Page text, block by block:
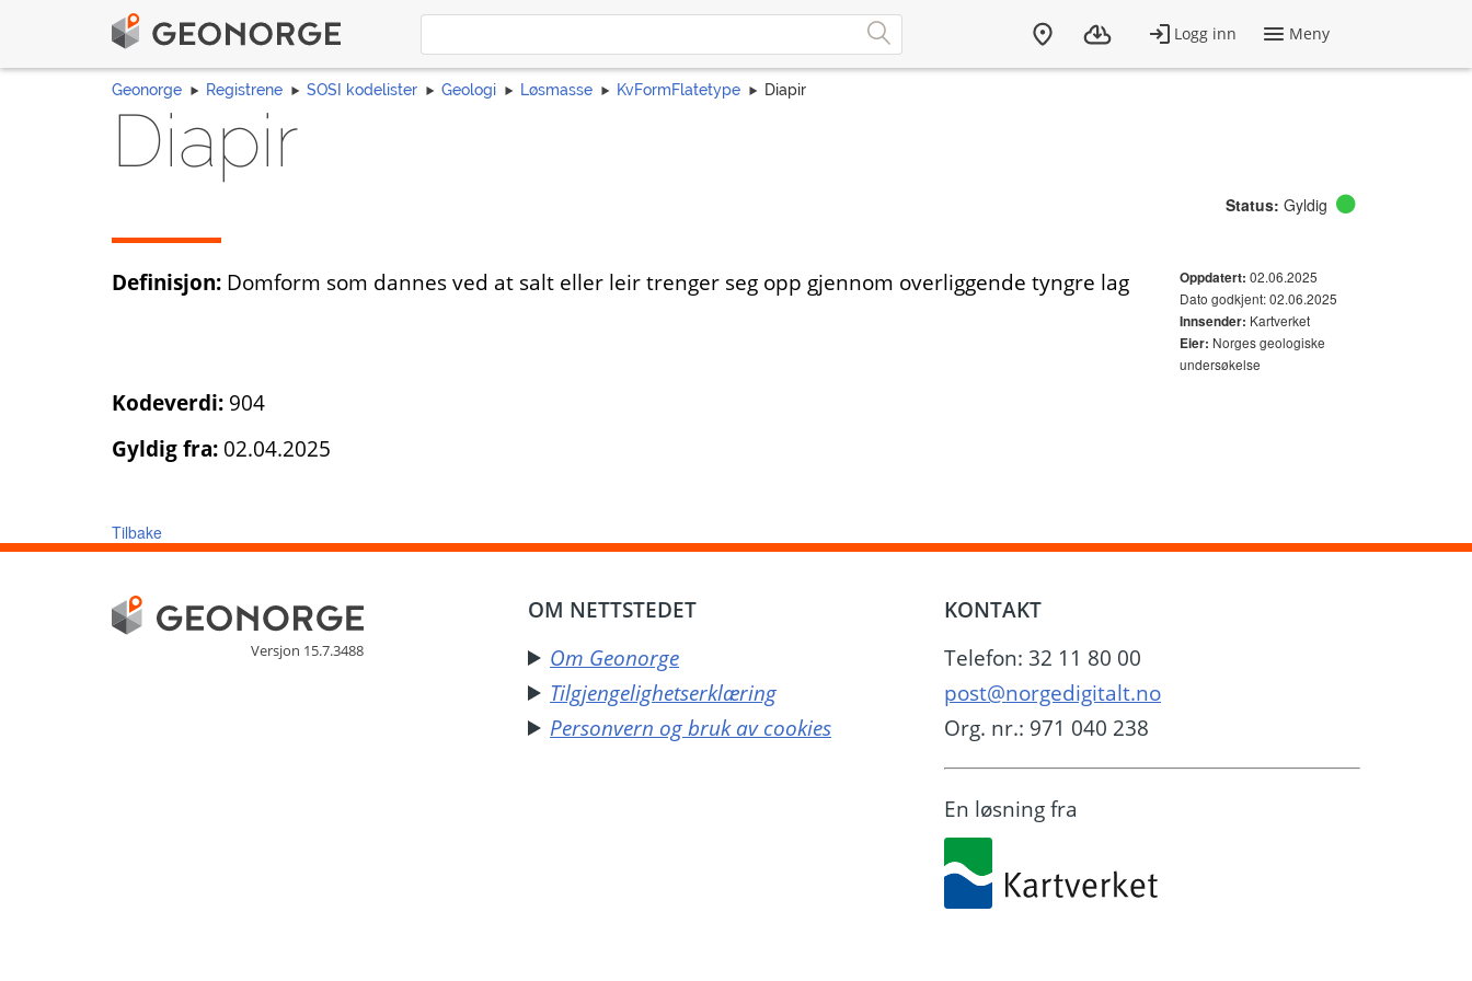
Geonorge Registrene SOSI kodelister Geologi Løsmasse KvFormFlatetype Diapir
Diapir
Status: Gyldig
Definisjon: Domform som dannes ved at salt eller leir trenger seg opp gjennom overliggende tyngre lag Oppdatert: 02.06.2025
Dato godkjent: 02.06.2025
Innsender: Kartverket
Eier: Norges geologiske
undersøkelse
Kodeverdi: 904
Gyldig fra: 02.04.2025
Tilbake